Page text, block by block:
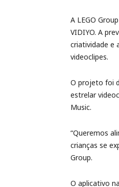
A LEGO
VIDIYO. A
criatividade e
videoclipes.
O projeto foi
estrelar
Music.
“Queremos
crianças se
Group.
O aplicativo